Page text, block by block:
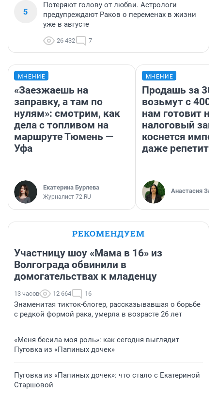
5
Потеряют голову от любви. Астрологи
предупреждают Раков о переменах в жизни
уже в августе
26 432 7
МНЕНИЕ
«Заезжаешь на
заправку, а там по
нулям»: смотрим, как
дела с топливом на
маршруте Тюмень —
Уфа
Екатерина Бурлева
Журналист 72.RU
МНЕНИЕ
Продашь за
возьмут с
нам готовит
налоговый
коснется
даже
Анастасия
РЕКОМЕНДУЕМ
Участницу шоу «Мама в 16» из
Волгограда обвинили в
домогательствах к младенцу
13 часов 12 664 16
Знаменитая тикток-блогер, рассказывавшая о борьбе
с редкой формой рака, умерла в возрасте 26 лет
«Меня бесила моя роль»: как сегодня выглядит
Пуговка из «Папиных дочек»
Пуговка из «Папиных дочек»: что стало с Екатериной
Старшовой